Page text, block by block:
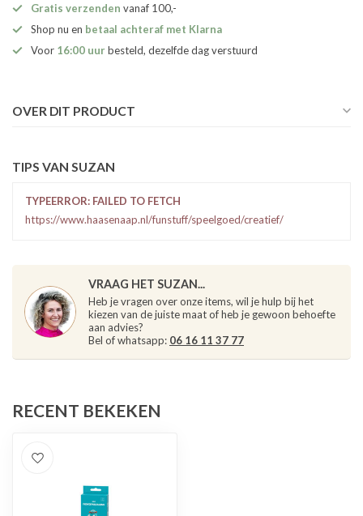
Gratis verzenden vanaf 100,-
Shop nu en betaal achteraf met Klarna
Voor 16:00 uurbesteld, dezelfde dag verstuurd
OVER DIT PRODUCT
TIPS VAN SUZAN
TYPEERROR: FAILED TO FETCH
https://www.haasenaap.nl/funstuff/speelgoed/creatief/
VRAAG HET SUZAN...
Heb je vragen over onze items, wil je hulp bij het
kiezen van de juiste maat of heb je gewoon behoefte
aan advies?
Bel of whatsapp: 06 16 11 37 77
RECENT BEKEKEN